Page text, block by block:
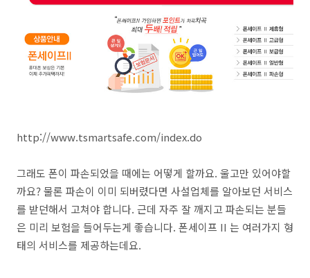
http://www.tsmartsafe.com/index.do
그래도 폰이 파손되었을 때에는 어떻게 할까요. 울고만 있어야할
까요? 물론 파손이 이미 되버렸다면 사설업체를 알아보던 서비스
를 받던해서 고쳐야 합니다. 근데 자주 잘 깨지고 파손되는 분들
은 미리 보험을 들어두는게 좋습니다. 폰세이프 II 는 여러가지 형
태의 서비스를 제공하는데요.